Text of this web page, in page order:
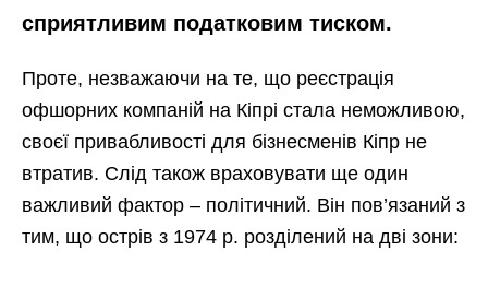
сприятливим податковим тиском.
Проте, незважаючи на те, що реєстрація
офшорних компаній на Кіпрі стала неможливою,
своєї привабливості для бізнесменів Кіпр не
втратив. Слід також враховувати ще один
важливий фактор – політичний. Він пов’язаний з
тим, що острів з 1974 р. розділений на дві зони: